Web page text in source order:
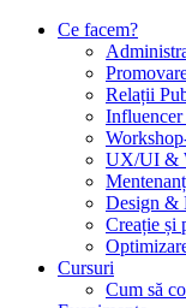
Ce facem?
Relații
UX/UI &
Design &
Creație și
Cursuri
Cum să